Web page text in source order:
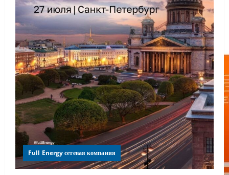
Full Energy сетевая компания